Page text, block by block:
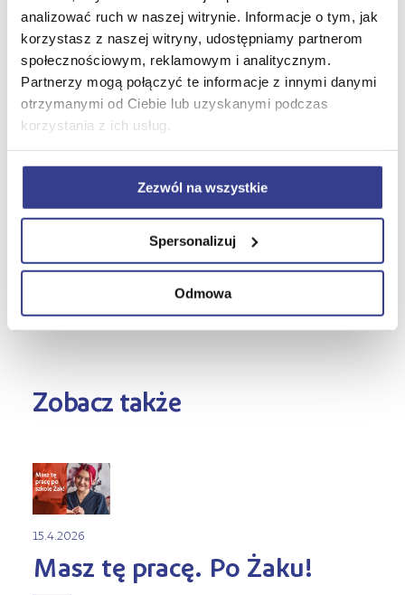
analizować ruch w naszej witrynie. Informacje o tym, jak
korzystasz z naszej witryny, udostępniamy partnerom
społecznościowym, reklamowym i analitycznym.
Partnerzy mogą połączyć te informacje z innymi danymi
otrzymanymi od Ciebie lub uzyskanymi podczas
korzystania z ich usług.
Zezwól na wszystkie
Spersonalizuj
Odmowa
się, jak zadbać o bezpieczeństwo grupy.
Osoby, które ukończą kurs, otrzymują
zaświadczenie o ukończeniu kursu na
wychowawcę wypoczynku, które jest zgodne z
wymogami Ministerstwa Edukacji Narodowej. Z
takim zaświadczeniem można rozpocząć
wakacyjną pracę.
Zobacz także
15.4.2026
Masz tę pracę. Po Żaku!